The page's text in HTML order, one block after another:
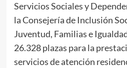
Servicios Sociales y
la Consejería de Inclusión
Juventud, Familias e
26.328 plazas para la
servicios de atención